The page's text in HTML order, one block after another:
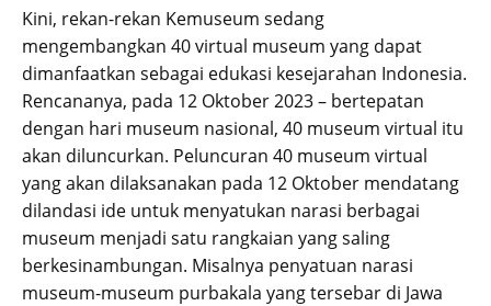
Kini, rekan-rekan Kemuseum sedang
mengembangkan 40 virtual museum yang dapat
dimanfaatkan sebagai edukasi kesejarahan Indonesia.
Rencananya, pada 12 Oktober 2023 – bertepatan
dengan hari museum nasional, 40 museum virtual itu
akan diluncurkan. Peluncuran 40 museum virtual
yang akan dilaksanakan pada 12 Oktober mendatang
dilandasi ide untuk menyatukan narasi berbagai
museum menjadi satu rangkaian yang saling
berkesinambungan. Misalnya penyatuan narasi
museum-museum purbakala yang tersebar di Jawa